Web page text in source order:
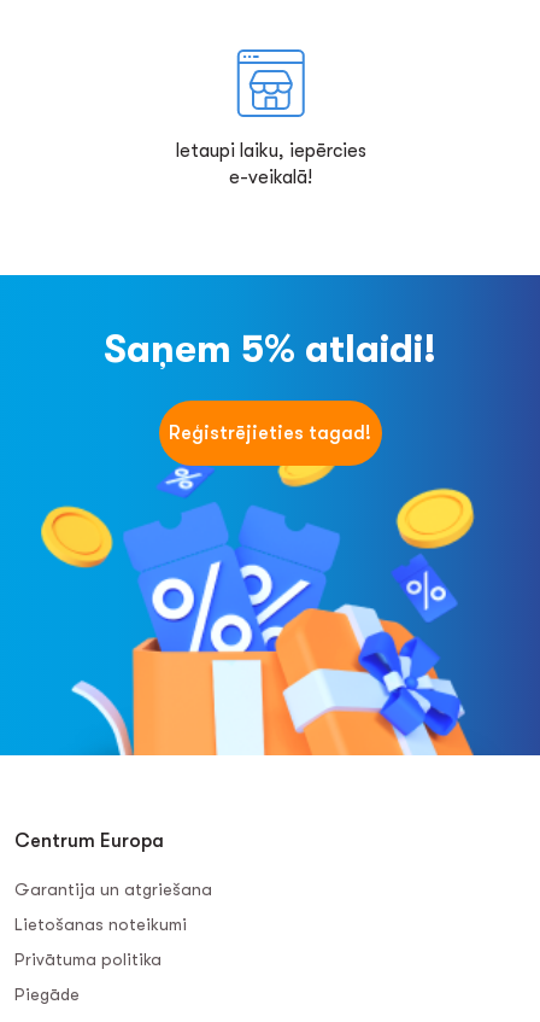
Ietaupi laiku, iepērcies
e-veikalā!
Saņem 5% atlaidi!
Reģistrējieties tagad!
Centrum Europa
Garantija un atgriešana
Lietošanas noteikumi
Privātuma politika
Piegāde